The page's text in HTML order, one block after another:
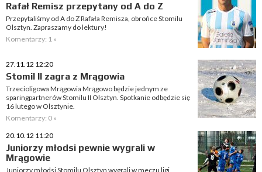
Rafał Remisz przepytany od A do Z
Przepytaliśmy od A do Z Rafała Remisza, obrońce Stomilu
Olsztyn. Zapraszamy do lektury!
Komentarzy: 1 »
27.11.12 12:20
Stomil II zagra z Mrągowia
Trzecioligowa Mrągowia Mrągowo będzie jednym ze
sparingpartnerów Stomilu II Olsztyn. Spotkanie odbędzie się
16 lutego w Olsztynie.
Komentarzy: 0 »
20.10.12 11:20
Juniorzy młodsi pewnie wygrali w
Mrągowie
Juniorzy młodsi Stomilu Olsztyn wygrali w meczu ligi